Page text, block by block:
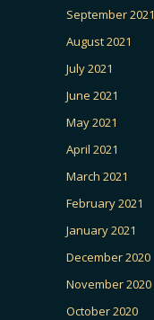
September 2021
August 2021
July 2021
June 2021
May 2021
April 2021
March 2021
February 2021
January 2021
December 2020
November 2020
October 2020